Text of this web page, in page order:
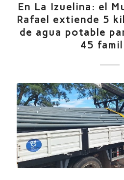
En La Izuelina: el
Rafael extiende 5
de agua potable
45